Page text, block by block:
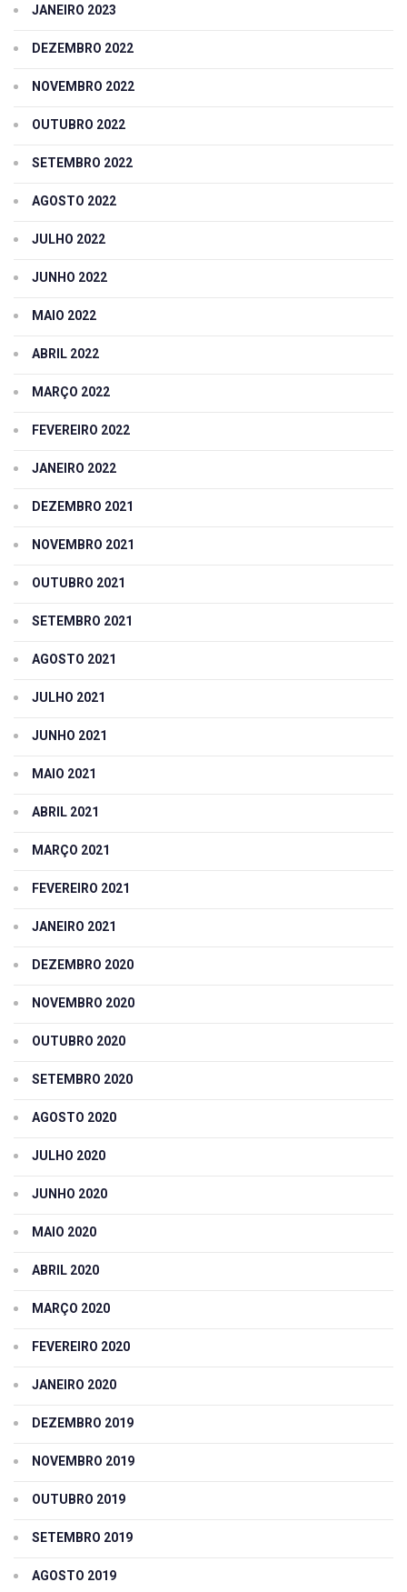
JANEIRO 2023
DEZEMBRO 2022
NOVEMBRO 2022
OUTUBRO 2022
SETEMBRO 2022
AGOSTO 2022
JULHO 2022
JUNHO 2022
MAIO 2022
ABRIL 2022
MARÇO 2022
FEVEREIRO 2022
JANEIRO 2022
DEZEMBRO 2021
NOVEMBRO 2021
OUTUBRO 2021
SETEMBRO 2021
AGOSTO 2021
JULHO 2021
JUNHO 2021
MAIO 2021
ABRIL 2021
MARÇO 2021
FEVEREIRO 2021
JANEIRO 2021
DEZEMBRO 2020
NOVEMBRO 2020
OUTUBRO 2020
SETEMBRO 2020
AGOSTO 2020
JULHO 2020
JUNHO 2020
MAIO 2020
ABRIL 2020
MARÇO 2020
FEVEREIRO 2020
JANEIRO 2020
DEZEMBRO 2019
NOVEMBRO 2019
OUTUBRO 2019
SETEMBRO 2019
AGOSTO 2019